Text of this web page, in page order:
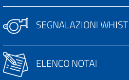
SEGNALAZIONI
ELENCO NOTAI